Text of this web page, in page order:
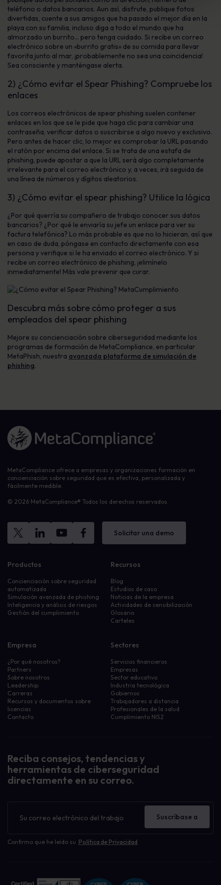
teléfono o datos bancarios. Aun así, disfrute, publique fotos
divertidas, cuente a sus amigos que ha pasado el mejor día en la
playa con su familia, incluso diga a todo el mundo que ha
almorzado un burrito… pero tenga cuidado. Si recibe un correo
electrónico sobre un «burrito gratis» de su comida para llevar
favorita junto al mar, ¡probablemente no sea una coincidencia!
Sea consciente y manténgase alerta.
2) ¿Cómo evitar el Spear Phishing? Compruebe los
enlaces
Los correos electrónicos de spear phishing suelen contener
enlaces en los que se le pide que haga clic para cambiar una
contraseña, verificar datos o suscribirse a algo nuevo y exclusivo.
Pero antes de hacer clic, lo mejor es comprobar la URL pasando
el ratón por encima del enlace. Si se trata de una estafa de
phishing, puede apostar a que la URL será algo completamente
irrelevante para el correo electrónico y, a veces, irá seguida de
una línea de números y dígitos aleatorios.
3) ¿Cómo evitar el spear phishing? Utilice la lógica
¿Por qué querría su compañero de trabajo conocer sus datos
bancarios? ¿Por qué le enviaría su jefe un enlace para ver su
factura telefónica? Lo más probable es que no lo hicieran, así que
en caso de duda, póngase en contacto directamente con esa
persona y verifique si le ha enviado el correo electrónico. Y si
recibe un correo electrónico de phishing, ¡elimínelo
inmediatamente! Más vale prevenir que curar.
Descubra más sobre cómo proteger a sus
empleados del spear phishing
Mejore su concienciación sobre ciberseguridad mediante los
programas de formación de MetaCompliance, en particular
MetaPhish, nuestra avanzada plataforma de simulación de
phishing.
Enlace a la página de inicio
MetaCompliance ofrece a empresas y organizaciones formación en
concienciación sobre seguridad que es efectiva, personalizada y
fácilmente medible.
© 2026 MetaCompliance® Todos los derechos reservados.
Solicitar una demo
Productos
Concienciación sobre seguridad
automatizada
Simulación avanzada de phishing
Inteligencia y análisis de riesgos
Gestión del cumplimiento
Recursos
Blog
Estudios de caso
Noticias de la empresa
Actividades de sensibilización
Glosario
Carteles
Empresa
¿Por qué nosotros?
Partners
Sobre nosotros
Leadership
Carreras
Recursos y documentos sobre
licencias
Contacto
Sectores
Servicios financieros
Empresas
Sector educativo
Industria tecnológica
Gobiernos
Trabajadores a distancia
Profesionales de la salud
Cumplimiento NIS2
Reciba consejos, tendencias y
herramientas de ciberseguridad
directamente en su correo.
Confirmo que he leído su Política de Privacidad
Suscríbase a